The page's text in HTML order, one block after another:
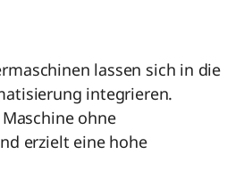
lassen sich in die
integrieren.
ohne
erzielt eine hohe